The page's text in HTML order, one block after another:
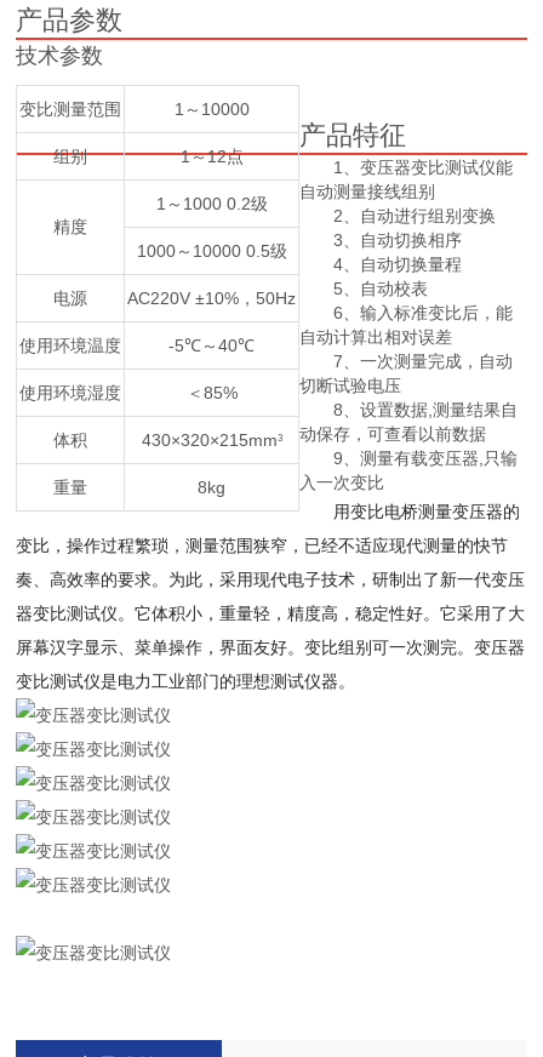
产品参数
技术参数
变比测量范围 1～10000
组别 1～12点
精度
1～1000 0.2级
1000～10000 0.5级
电源 AC220V ±10%，50Hz
使用环境温度 -5℃～40℃
使用环境湿度 ＜85%
体积 430×320×215mm3
重量 8kg
产品特征
1、变压器变比测试仪能
自动测量接线组别
2、自动进行组别变换
3、自动切换相序
4、自动切换量程
5、自动校表
6、输入标准变比后，能
自动计算出相对误差
7、一次测量完成，自动
切断试验电压
8、设置数据,测量结果自
动保存，可查看以前数据
9、测量有载变压器,只输
入一次变比
用变比电桥测量变压器的
变比，操作过程繁琐，测量范围狭窄，已经不适应现代测量的快节
奏、高效率的要求。为此，采用现代电子技术，研制出了新一代变压
器变比测试仪。它体积小，重量轻，精度高，稳定性好。它采用了大
屏幕汉字显示、菜单操作，界面友好。变比组别可一次测完。变压器
变比测试仪是电力工业部门的理想测试仪器。